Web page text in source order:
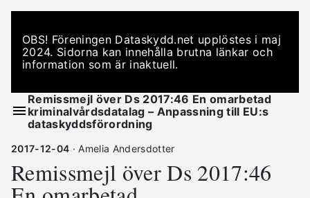
OBS! Föreningen Dataskydd.net upplöstes i maj
2024. Sidorna kan innehålla brutna länkar och
information som är inaktuell.
Remissmejl över Ds 2017:46 En omarbetad
kriminalvårdsdatalag – Anpassning till EU:s
dataskyddsförordning
2017-12-04 · Amelia Andersdotter
Remissmejl över Ds 2017:46